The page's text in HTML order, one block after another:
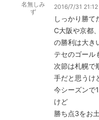
名無しみ
ず
2016/7/31 21:12
しっかり勝て
C大阪や京都
の勝利は大き
テセのゴール
次節は札幌で
手だと思うけ
今シーズンで
けど
勝ち点3をお